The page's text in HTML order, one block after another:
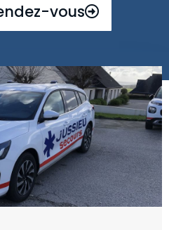
vous